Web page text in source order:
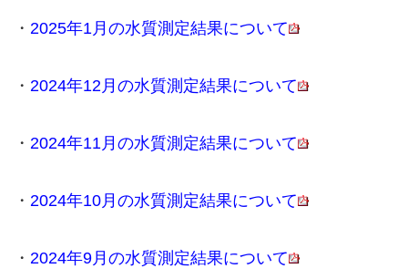
・ 2025年1月の水質測定結果について
・ 2024年12月の水質測定結果について
・ 2024年11月の水質測定結果について
・ 2024年10月の水質測定結果について
・ 2024年9月の水質測定結果について